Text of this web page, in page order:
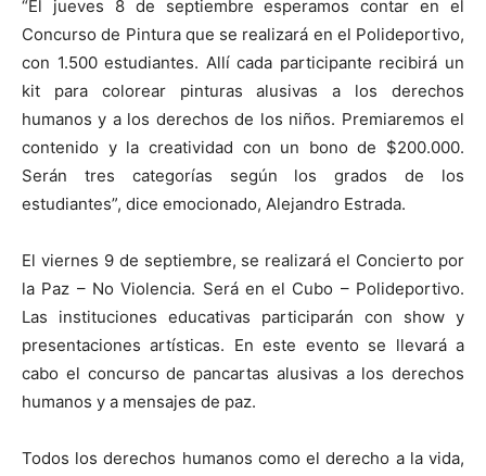
“El jueves 8 de septiembre esperamos contar en el
Concurso de Pintura que se realizará en el Polideportivo,
con 1.500 estudiantes. Allí cada participante recibirá un
kit para colorear pinturas alusivas a los derechos
humanos y a los derechos de los niños. Premiaremos el
contenido y la creatividad con un bono de $200.000.
Serán tres categorías según los grados de los
estudiantes”, dice emocionado, Alejandro Estrada.
El viernes 9 de septiembre, se realizará el Concierto por
la Paz – No Violencia. Será en el Cubo – Polideportivo.
Las instituciones educativas participarán con show y
presentaciones artísticas. En este evento se llevará a
cabo el concurso de pancartas alusivas a los derechos
humanos y a mensajes de paz.
Todos los derechos humanos como el derecho a la vida,